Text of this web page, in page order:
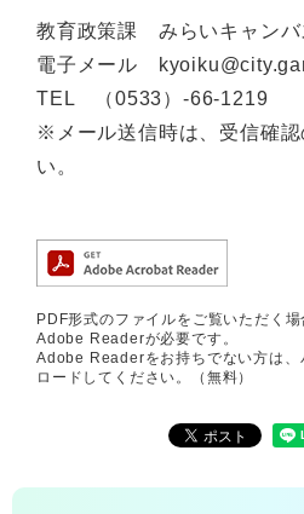
教育政策課 みらいキャンバ
電子メール
TEL （0533）-66-1219
※メール送信時は、受信確認
い。
PDF形式のファイルをご覧いただく
Adobe Readerが必要です。
Adobe Readerをお持ちでない方は、
ロードしてください。（無料）